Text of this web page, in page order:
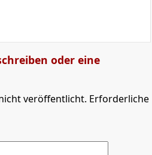
oder eine
veröffentlicht. Erforderliche